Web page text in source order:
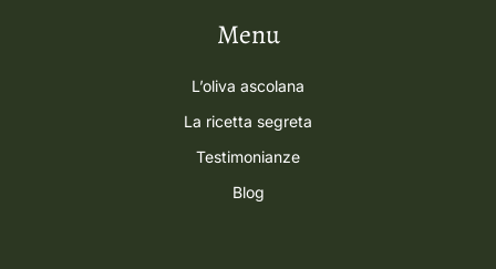
Menu
L’oliva ascolana
La ricetta segreta
Testimonianze
Blog